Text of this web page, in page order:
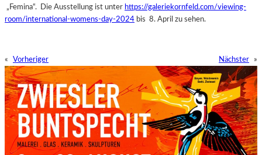
„Femina“. Die Ausstellung ist unter https://galeriekornfeld.com/viewing-
room/international-womens-day-2024 bis 8. April zu sehen.
« Vorheriger Nächster »